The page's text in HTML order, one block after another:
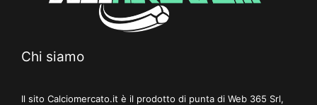
Chi siamo
Il sito Calciomercato.it è il prodotto di punta di Web 365 Srl,